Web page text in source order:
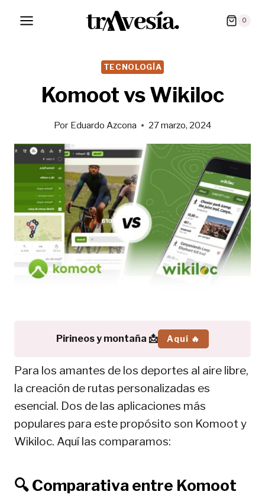
0
TECNOLOGÍA
Komoot vs Wikiloc
Por Eduardo Azcona 27 marzo, 2024
Pirineos y montaña 📩 Aquí 🔥
Para los amantes de los deportes al aire libre,
la creación de rutas personalizadas es
esencial. Dos de las aplicaciones más
populares para este propósito son Komoot y
Wikiloc. Aquí las comparamos:
🔍Comparativa entre Komoot